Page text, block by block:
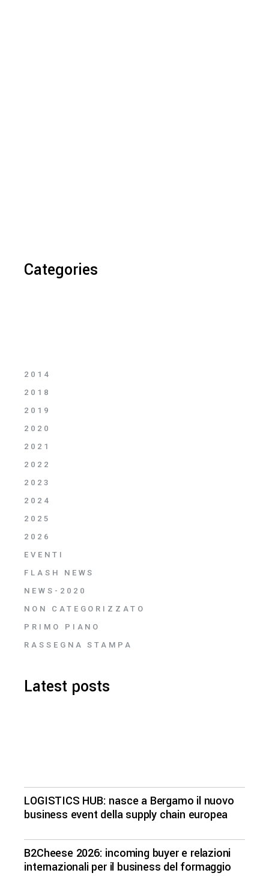
Categories
2014
2018
2019
2020
2021
2022
2023
2024
2025
2026
EVENTI
FLASH NEWS
NEWS-2020
NON CATEGORIZZATO
PRIMO PIANO
RASSEGNA STAMPA
Latest posts
LOGISTICS HUB: nasce a Bergamo il nuovo
business event della supply chain europea
B2Cheese 2026: incoming buyer e relazioni
internazionali per il business del formaggio